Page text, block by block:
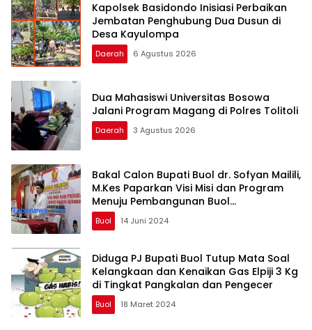
Kapolsek Basidondo Inisiasi Perbaikan
Jembatan Penghubung Dua Dusun di
Desa Kayulompa
Daerah 6 Agustus 2026
Dua Mahasiswi Universitas Bosowa
Jalani Program Magang di Polres Tolitoli
Daerah 3 Agustus 2026
Bakal Calon Bupati Buol dr. Sofyan Mailili,
M.Kes Paparkan Visi Misi dan Program
Menuju Pembangunan Buol
Berkelanjutan
Buol 14 Juni 2024
Diduga PJ Bupati Buol Tutup Mata Soal
Kelangkaan dan Kenaikan Gas Elpiji 3 Kg
di Tingkat Pangkalan dan Pengecer
Buol 18 Maret 2024